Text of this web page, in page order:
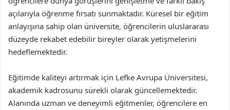
açılarıyla öğrenme fırsatı sunmaktadır. Küresel bir eğitim
anlayışına sahip olan üniversite, öğrencilerin uluslararası
düzeyde rekabet edebilir bireyler olarak yetişmelerini
hedeflemektedir.
Eğitimde kaliteyi artırmak için Lefke Avrupa Üniversitesi,
akademik kadrosunu sürekli olarak güncellemektedir.
Alanında uzman ve deneyimli eğitmenler, öğrencilere en